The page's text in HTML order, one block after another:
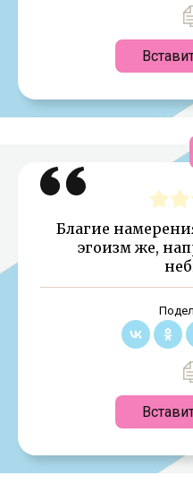
Благие
эгоизм же,